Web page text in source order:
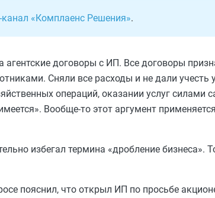
«Комплаенс Решения».
договоры с ИП. Все договоры
Сняли все расходы и не дали
операций, оказании услуг
Вообще-то этот аргумент
избегал термина «дробление бизнеса».
пояснил, что открыл ИП по просьбе